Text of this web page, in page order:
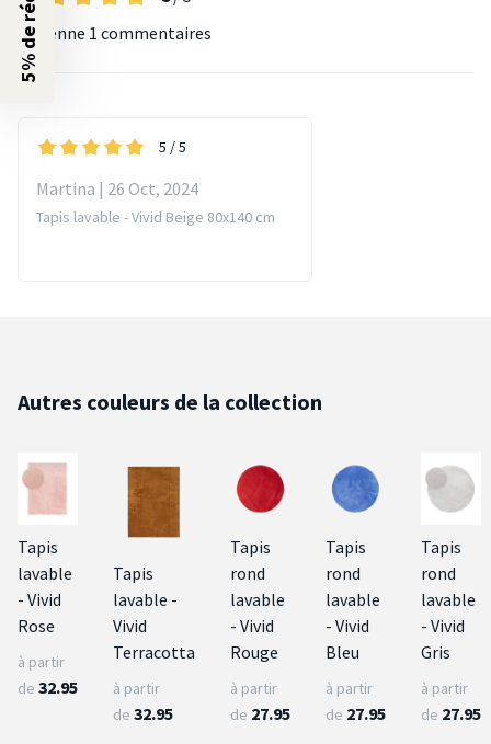
Moyenne 1 commentaires
5 / 5
Martina | 26 Oct, 2024
Tapis lavable - Vivid Beige 80x140 cm
Autres couleurs de la collection
Tapis
lavable
- Vivid
Rose
à partir
de 32.95
Tapis
lavable -
Vivid
Terracotta
à partir
de 32.95
Tapis
rond
lavable
- Vivid
Rouge
à partir
de 27.95
Tapis
rond
lavable
- Vivid
Bleu
à partir
de 27.95
Tapis
rond
lavable
- Vivid
Gris
à partir
de 27.95